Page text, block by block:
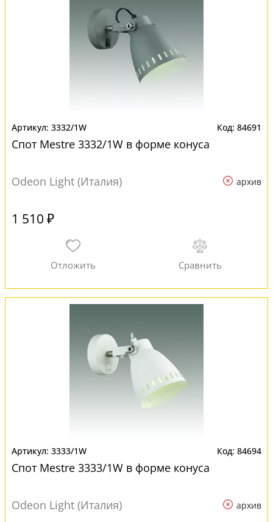
3332/1W 84691
Спот Mestre 3332/1W в форме конуса
Odeon Light (Италия) архив
1 510 ₽
3333/1W 84694
Спот Mestre 3333/1W в форме конуса
Odeon Light (Италия) архив